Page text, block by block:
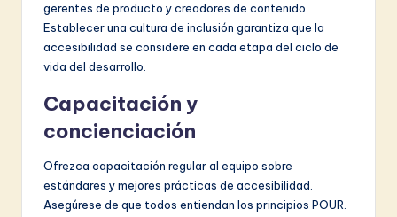
gerentes de producto y creadores de contenido.
Establecer una cultura de inclusión garantiza que la
accesibilidad se considere en cada etapa del ciclo de
vida del desarrollo.
Capacitación y
concienciación
Ofrezca capacitación regular al equipo sobre
estándares y mejores prácticas de accesibilidad.
Asegúrese de que todos entiendan los principios POUR.